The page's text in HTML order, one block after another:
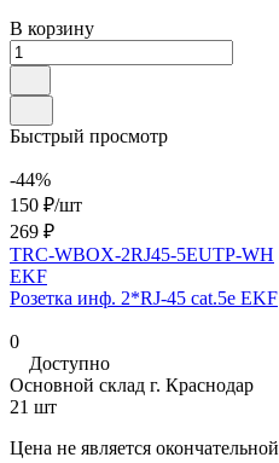
В корзину
Быстрый просмотр
-44%
150 ₽/шт
269 ₽
TRC-WBOX-2RJ45-5EUTP-WH
EKF
Розетка инф. 2*RJ-45 cat.5e EKF
0
Доступно
Основной склад г. Краснодар
21 шт
Цена не является окончательной